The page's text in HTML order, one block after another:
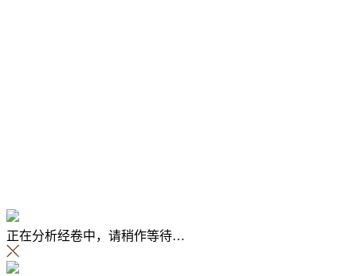
正在分析经卷中，请稍作等待…